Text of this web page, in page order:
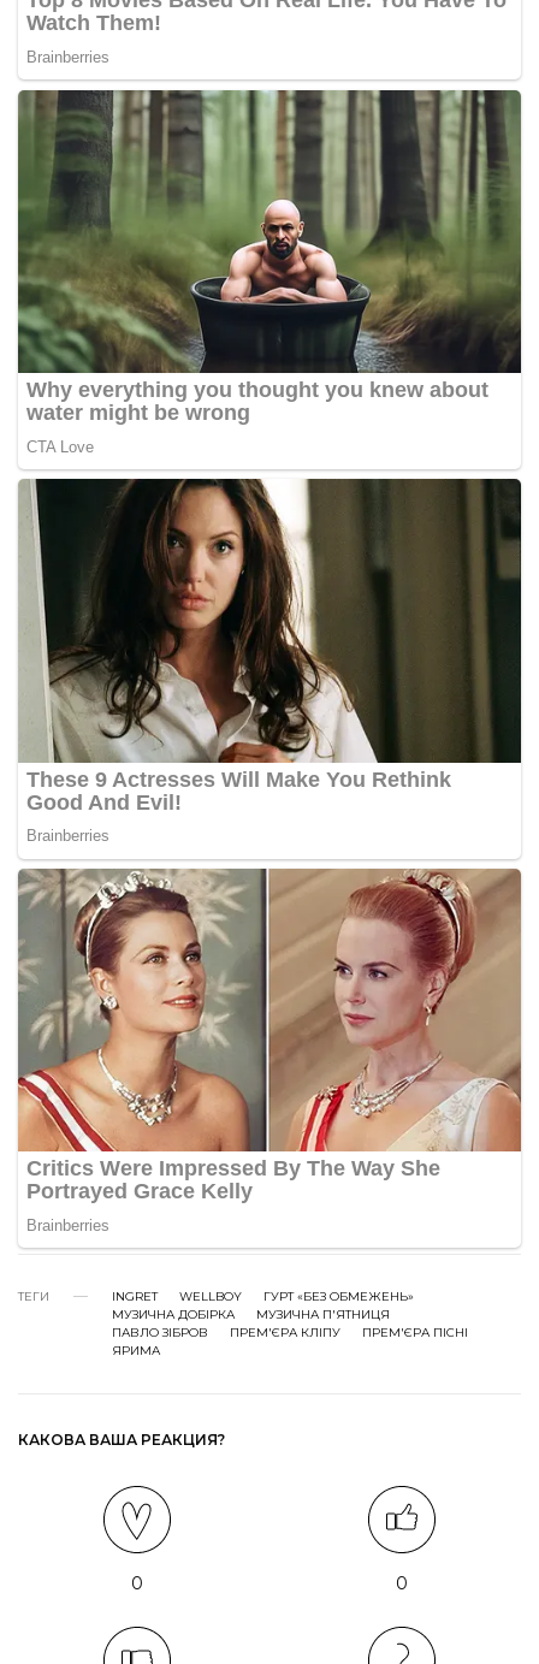
ТЕГИ INGRET WELLBOY
ГУРТ «БЕЗ ОБМЕЖЕНЬ»
МУЗИЧНА ДОБІРКА
МУЗИЧНА П'ЯТНИЦЯ
ПАВЛО ЗІБРОВ
ПРЕМ'ЄРА КЛІПУ
ПРЕМ'ЄРА ПІСНІ
ЯРИМА
КАКОВА ВАША РЕАКЦИЯ?
0 0